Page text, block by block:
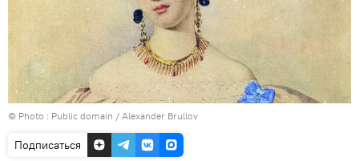
© Photo : Public domain / Alexander Brullov
Подписаться